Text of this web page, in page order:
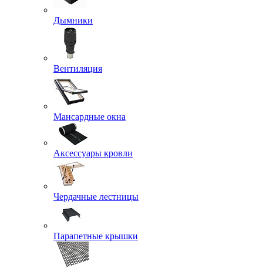
Дымники
Вентиляция
Мансардные окна
Аксессуары кровли
Чердачные лестницы
Парапетные крышки